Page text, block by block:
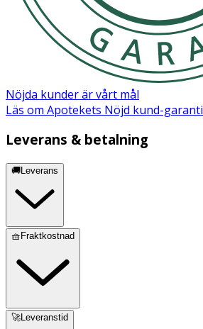
Nöjda kunder är vårt mål
Läs om Apotekets Nöjd kund-garanti
Leverans & betalning
🚚Leverans
🧺Fraktkostnad
🚀Leveranstid